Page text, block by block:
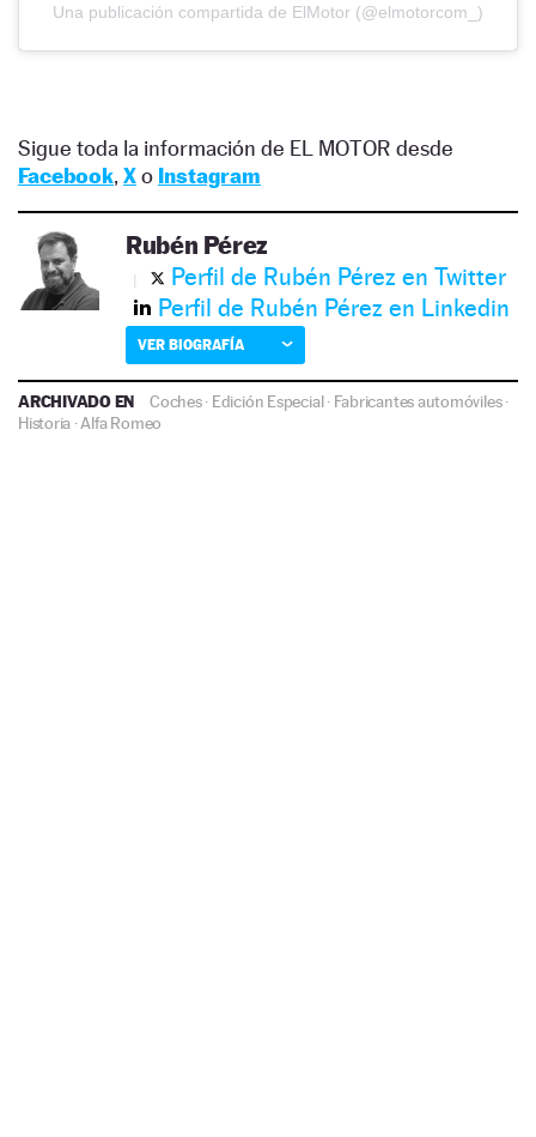
Una publicación compartida de ElMotor (@elmotorcom_)
Sigue toda la información de EL MOTOR desde
Facebook, Xo Instagram
Rubén Pérez
Perfil de Rubén Pérez en Twitter
Perfil de Rubén Pérez en Linkedin
VER BIOGRAFÍA
ARCHIVADO EN Coches· Edición Especial· Fabricantes automóviles·
Historia ·Alfa Romeo